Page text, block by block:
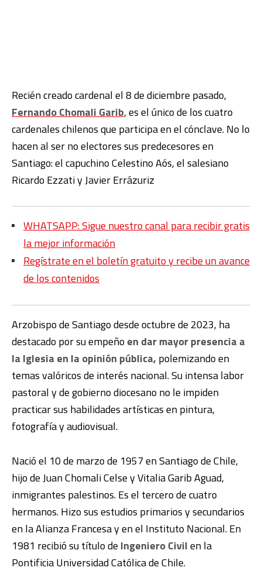
Recién creado cardenal el 8 de diciembre pasado,
Fernando Chomali Garib, es el único de los cuatro
cardenales chilenos que participa en el cónclave. No lo
hacen al ser no electores sus predecesores en
Santiago: el capuchino Celestino Aós, el salesiano
Ricardo Ezzati y Javier Errázuriz
WHATSAPP: Sigue nuestro canal para recibir gratis
la mejor información
Regístrate en el boletín gratuito y recibe un avance
de los contenidos
Arzobispo de Santiago desde octubre de 2023, ha
destacado por su empeño en dar mayor presencia a
la Iglesia en la opinión pública, polemizando en
temas valóricos de interés nacional. Su intensa labor
pastoral y de gobierno diocesano no le impiden
practicar sus habilidades artísticas en pintura,
fotografía y audiovisual.
Nació el 10 de marzo de 1957 en Santiago de Chile,
hijo de Juan Chomali Celse y Vitalia Garib Aguad,​
inmigrantes palestinos. Es el tercero de cuatro
hermanos. Hizo sus estudios primarios y secundarios
en la Alianza Francesa y en el Instituto Nacional. En
1981 recibió su título de Ingeniero Civilen la
Pontificia Universidad Católica de Chile.